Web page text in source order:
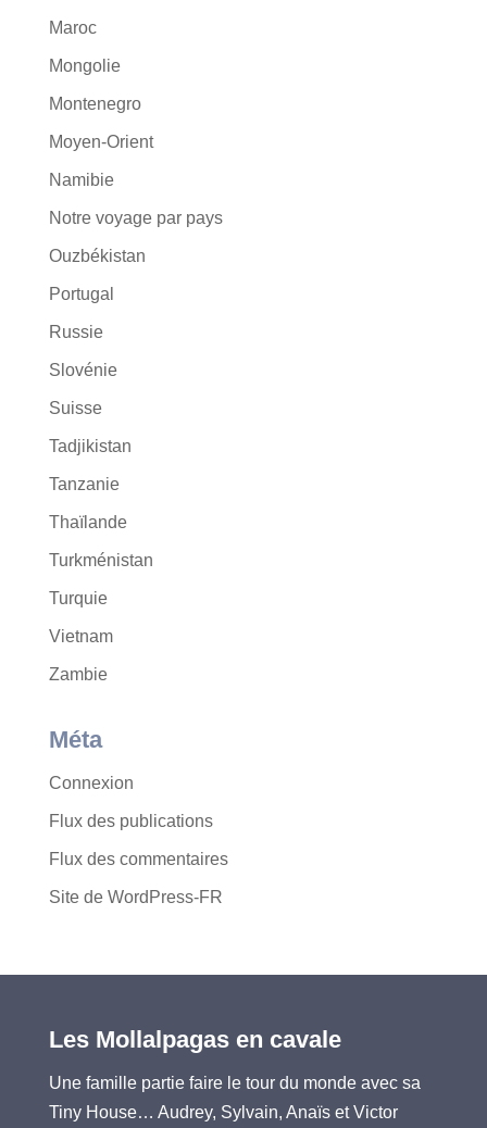
Maroc
Mongolie
Montenegro
Moyen-Orient
Namibie
Notre voyage par pays
Ouzbékistan
Portugal
Russie
Slovénie
Suisse
Tadjikistan
Tanzanie
Thaïlande
Turkménistan
Turquie
Vietnam
Zambie
Méta
Connexion
Flux des publications
Flux des commentaires
Site de WordPress-FR
Les Mollalpagas en cavale
Une famille partie faire le tour du monde avec sa
Tiny House… Audrey, Sylvain, Anaïs et Victor